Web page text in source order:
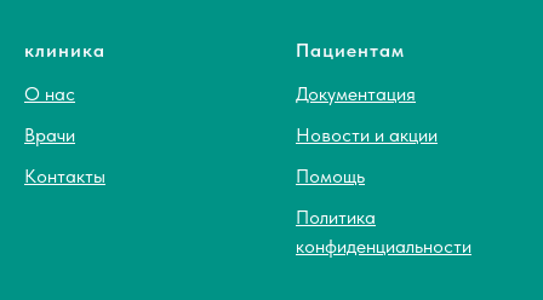
клиника
О нас
Врачи
Контакты
Пациентам
Документация
Новости и акции
Помощь
Политика
конфиденциальности